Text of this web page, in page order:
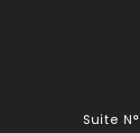
Suite